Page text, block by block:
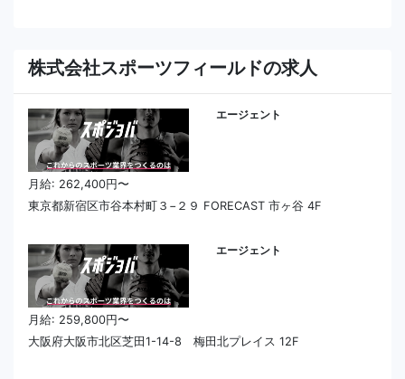
株式会社スポーツフィールドの求人
エージェント
月給: 262,400円〜
東京都新宿区市谷本村町３−２９ FORECAST 市ヶ谷 4F
エージェント
月給: 259,800円〜
大阪府大阪市北区芝田1-14-8 梅田北プレイス 12F